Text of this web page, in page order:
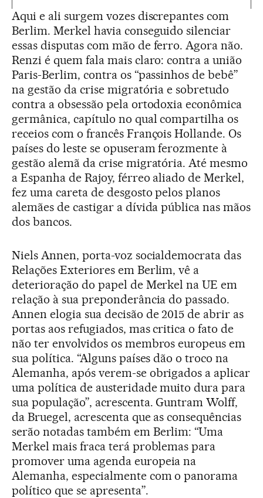
Aqui e ali surgem vozes discrepantes com
Berlim. Merkel havia conseguido silenciar
essas disputas com mão de ferro. Agora não.
Renzi é quem fala mais claro: contra a união
Paris-Berlim, contra os “passinhos de bebê”
na gestão da crise migratória e sobretudo
contra a obsessão pela ortodoxia econômica
germânica, capítulo no qual compartilha os
receios com o francês François Hollande. Os
países do leste se opuseram ferozmente à
gestão alemã da crise migratória. Até mesmo
a Espanha de Rajoy, férreo aliado de Merkel,
fez uma careta de desgosto pelos planos
alemães de castigar a dívida pública nas mãos
dos bancos.
Niels Annen, porta-voz socialdemocrata das
Relações Exteriores em Berlim, vê a
deterioração do papel de Merkel na UE em
relação à sua preponderância do passado.
Annen elogia sua decisão de 2015 de abrir as
portas aos refugiados, mas critica o fato de
não ter envolvidos os membros europeus em
sua política. “Alguns países dão o troco na
Alemanha, após verem-se obrigados a aplicar
uma política de austeridade muito dura para
sua população”, acrescenta. Guntram Wolff,
da Bruegel, acrescenta que as consequências
serão notadas também em Berlim: “Uma
Merkel mais fraca terá problemas para
promover uma agenda europeia na
Alemanha, especialmente com o panorama
político que se apresenta”.